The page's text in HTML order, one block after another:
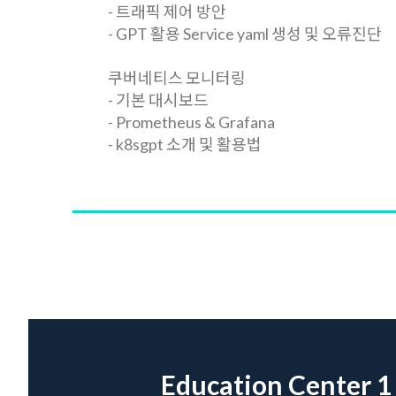
- 트래픽 제어 방안
- GPT 활용 Service yaml 생성 및 오류진단
쿠버네티스 모니터링
- 기본 대시보드
- Prometheus & Grafana
- k8sgpt 소개 및 활용법
Education Center 1